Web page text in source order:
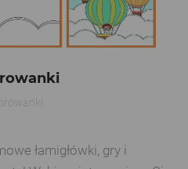
łamigłówki, gry i